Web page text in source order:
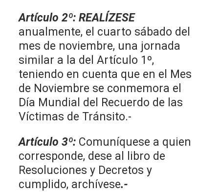
Artículo 2º: REALÍZESE
anualmente, el cuarto sábado del
mes de noviembre, una jornada
similar a la del Artículo 1º,
teniendo en cuenta que en el Mes
de Noviembre se conmemora el
Día Mundial del Recuerdo de las
Víctimas de Tránsito.-
Artículo 3º: Comuníquese a quien
corresponde, dese al libro de
Resoluciones y Decretos y
cumplido, archívese.-